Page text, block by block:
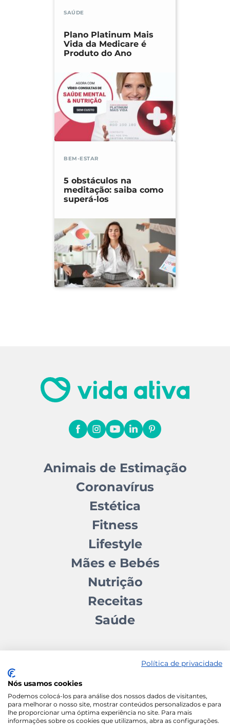
SAÚDE
Plano Platinum Mais
Vida da Medicare é
Produto do Ano
BEM-ESTAR
5 obstáculos na
meditação: saiba como
superá-los
Animais de Estimação
Coronavírus
Estética
Fitness
Lifestyle
Mães e Bebés
Nutrição
Receitas
Saúde
Contactos Quem somos Autores
Estatuto Editorial
Ficha Técnica
Manifesto
Política de privacidade
Nós usamos cookies
Podemos colocá-los para análise dos nossos dados de visitantes,
para melhorar o nosso site, mostrar conteúdos personalizados e para
lhe proporcionar uma óptima experiência no site. Para mais
informações sobre os cookies que utilizamos, abra as configurações.